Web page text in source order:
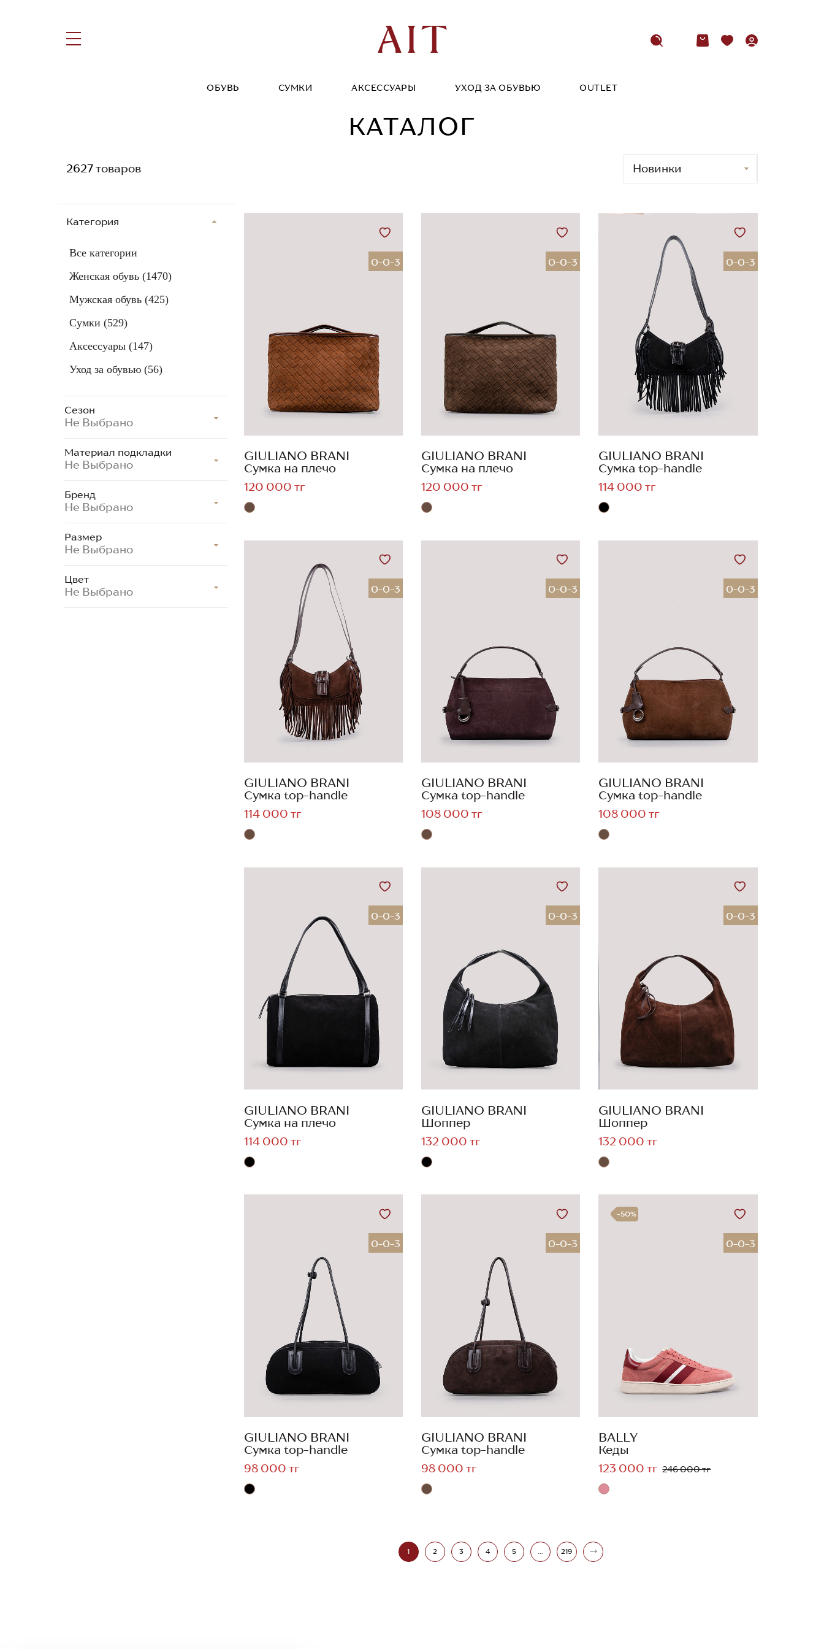
ОБУВЬ СУМКИ АКСЕССУАРЫ УХОД ЗА ОБУВЬЮ OUTLET
КАТАЛОГ
Категория
Все категории
Женская обувь (1470)
Мужская обувь (425)
Сумки (529)
Аксессуары (147)
Уход за обувью (56)
Сезон
Не Выбрано
Материал подкладки
Не Выбрано
Бренд
Не Выбрано
Размер
Не Выбрано
Цвет
Не Выбрано
0-0-3
GIULIANO BRANI
Сумка на плечо
120 000 тг
0-0-3
GIULIANO BRANI
Сумка на плечо
120 000 тг
0-0-3
GIULIANO BRANI
Сумка top-handle
114 000 тг
0-0-3
GIULIANO BRANI
Сумка top-handle
114 000 тг
0-0-3
GIULIANO BRANI
Сумка top-handle
108 000 тг
0-0-3
GIULIANO BRANI
Сумка top-handle
108 000 тг
0-0-3
GIULIANO BRANI
Сумка на плечо
114 000 тг
0-0-3
GIULIANO BRANI
Шоппер
132 000 тг
0-0-3
GIULIANO BRANI
Шоппер
132 000 тг
0-0-3
GIULIANO BRANI
Сумка top-handle
98 000 тг
0-0-3
GIULIANO BRANI
Сумка top-handle
98 000 тг
-50%
0-0-3
BALLY
Кеды
123 000 тг 246 000 тг
1 2 3 4 5 219
2627товаров